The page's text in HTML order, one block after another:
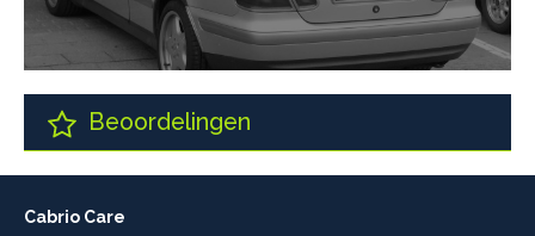
Beoordelingen
Cabrio Care